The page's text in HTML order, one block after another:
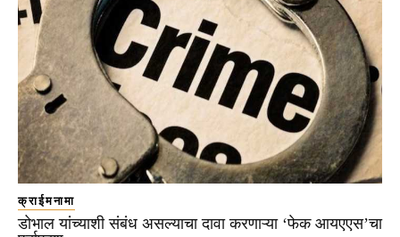
क्राईमनामा
डोभाल यांच्याशी संबंध असल्याचा दावा करणाऱ्या ‘फेक आयएएस’चा